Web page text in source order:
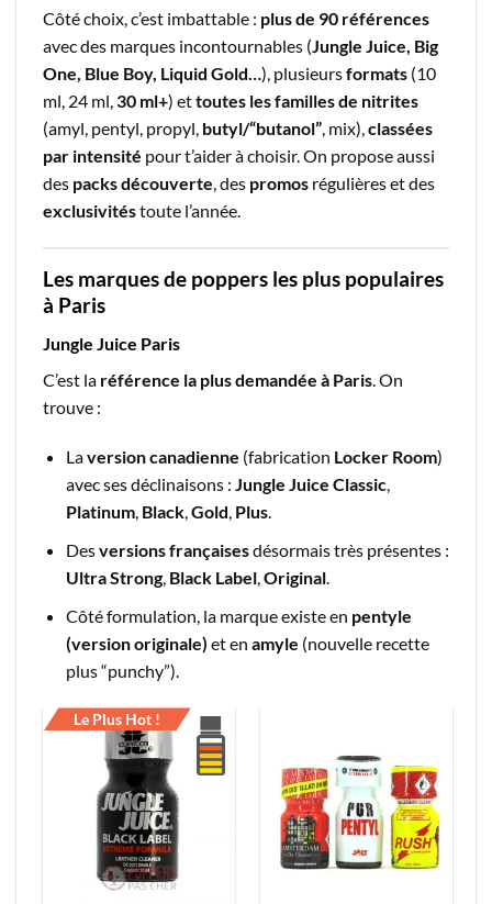
Côté choix, c’est imbattable : plus de 90 références
avec des marques incontournables (Jungle Juice, Big
One, Blue Boy, Liquid Gold…), plusieursformats (10
ml, 24 ml, 30 ml+) ettoutes les familles de nitrites
(amyl, pentyl, propyl, butyl/“butanol”, mix),classées
par intensité pour t’aider à choisir. On propose aussi
des packs découverte, des promos régulières et des
exclusivitéstoute l’année.
Les marques de poppers les plus populaires
à Paris
Jungle Juice Paris
C’est la référence la plus demandée à Paris . On
trouve :
Laversion canadienne (fabrication Locker Room)
avec ses déclinaisons : Jungle Juice Classic,
Platinum, Black,Gold, Plus.
Desversions françaisesdésormais très présentes :
Ultra Strong, Black Label,Original.
Côté formulation, la marque existe en pentyle
(version originale) et en amyle (nouvelle recette
plus “punchy”).
Le Plus Hot !